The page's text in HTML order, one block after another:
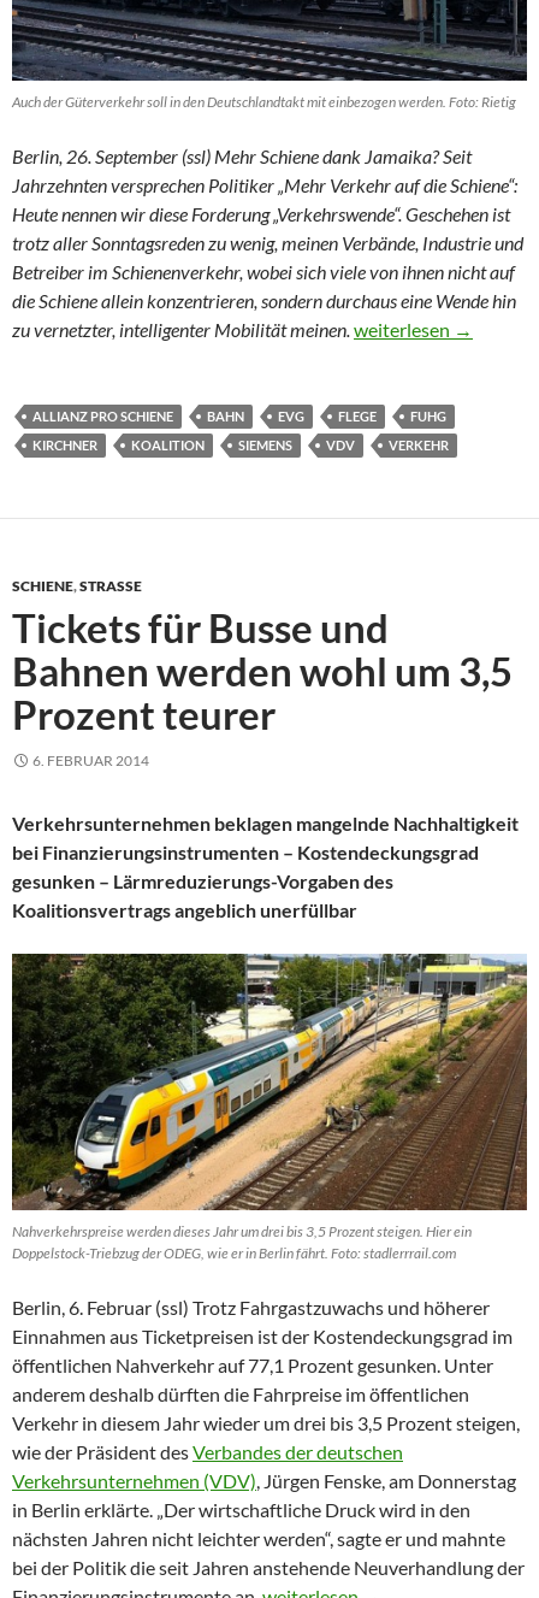
Auch der Güterverkehr soll in den Deutschlandtakt mit einbezogen werden. Foto: Rietig
Berlin, 26. September (ssl) Mehr Schiene dank Jamaika? Seit
Jahrzehnten versprechen Politiker „Mehr Verkehr auf die Schiene“:
Heute nennen wir diese Forderung „Verkehrswende“. Geschehen ist
trotz aller Sonntagsreden zu wenig, meinen Verbände, Industrie und
Betreiber im Schienenverkehr, wobei sich viele von ihnen nicht auf
die Schiene allein konzentrieren, sondern durchaus eine Wende hin
zu vernetzter, intelligenter Mobilität meinen. Multimodal, vernetzt
weiterlesen →
ALLIANZ PRO SCHIENE BAHN EVG FLEGE
FUHG
KIRCHNER
KOALITION SIEMENS VDV VERKEHR
SCHIENE,STRASSE
Tickets für Busse und
Bahnen werden wohl um 3,5
Prozent teurer
6. FEBRUAR 2014
Verkehrsunternehmen beklagen mangelnde Nachhaltigkeit
bei Finanzierungsinstrumenten – Kostendeckungsgrad
gesunken – Lärmreduzierungs-Vorgaben des
Koalitionsvertrags angeblich unerfüllbar
Nahverkehrspreise werden dieses Jahr um drei bis 3,5 Prozent steigen. Hier ein
Doppelstock-Triebzug der ODEG, wie er in Berlin fährt. Foto: stadlerrrail.com
Berlin, 6. Februar (ssl) Trotz Fahrgastzuwachs und höherer
Einnahmen aus Ticketpreisen ist der Kostendeckungsgrad im
öffentlichen Nahverkehr auf 77,1 Prozent gesunken. Unter
anderem deshalb dürften die Fahrpreise im öffentlichen
Verkehr in diesem Jahr wieder um drei bis 3,5 Prozent steigen,
wie der Präsident desVerbandes der deutschen
Verkehrsunternehmen (VDV) , Jürgen Fenske, am Donnerstag
in Berlin erklärte. „Der wirtschaftliche Druck wird in den
nächsten Jahren nicht leichter werden“, sagte er und mahnte
bei der Politik die seit Jahren anstehende Neuverhandlung der